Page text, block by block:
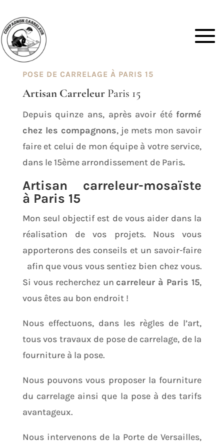
POSE DE CARRELAGE À PARIS 15
Artisan Carreleur Paris 15
Depuis quinze ans, après avoir été formé
chez les compagnons, je mets mon savoir
faire et celui de mon équipe à votre service,
dans le 15ème arrondissement de Paris.
Artisan carreleur-mosaïste
à Paris 15
Mon seul objectif est de vous aider dans la
réalisation de vos projets. Nous vous
apporterons des conseils et un savoir-faire
afin que vous vous sentiez bien chez vous.
Si vous recherchez un carreleur à Paris 15,
vous êtes au bon endroit !
Nous effectuons, dans les règles de l’art,
tous vos travaux de pose de carrelage, de la
fourniture à la pose.
Nous pouvons vous proposer la fourniture
du carrelage ainsi que la pose à des tarifs
avantageux.
Nous intervenons de la Porte de Versailles,